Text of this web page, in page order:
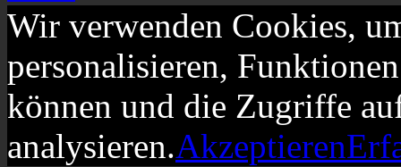
Wir verwenden Cookies,
personalisieren,
können und die Zugriffe
analysieren.Akzeptieren